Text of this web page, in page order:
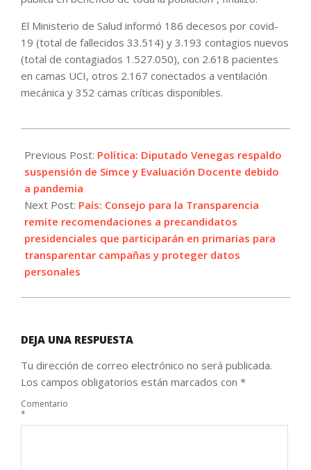
El Ministerio de Salud informó 186 decesos por covid-
19 (total de fallecidos 33.514) y 3.193 contagios nuevos
(total de contagiados 1.527.050), con 2.618 pacientes
en camas UCI, otros 2.167 conectados a ventilación
mecánica y 352 camas críticas disponibles.
07-
09
Previous Post: Política: Diputado Venegas respaldo
suspensión de Simce y Evaluación Docente debido
a pandemia
Next Post: País: Consejo para la Transparencia
remite recomendaciones a precandidatos
presidenciales que participarán en primarias para
transparentar campañas y proteger datos
personales
DEJA UNA RESPUESTA
Tu dirección de correo electrónico no será publicada.
Los campos obligatorios están marcados con *
Comentario
*